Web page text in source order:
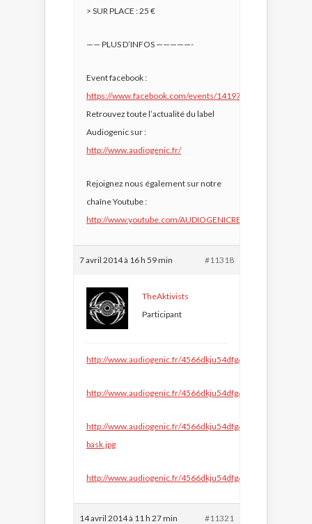
> SUR PLACE : 25 €
—— PLUS D’INFOS —————-
Event facebook :
https://www.facebook.com/events/1419767204935904/
Retrouvez toute l’actualité du label
Audiogenic sur :
http://www.audiogenic.fr/
Rejoignez nous également sur notre
chaîne Youtube :
http://www.youtube.com/AUDIOGENICRECORDS
7 avril 2014 à 16 h 59 min #11318
TheAktivists
Participant
http://www.audiogenic.fr/4566dkju54dfg/billx500.jpg
http://www.audiogenic.fr/4566dkju54dfg/GUIGOO500.jpg
http://www.audiogenic.fr/4566dkju54dfg/le-
bask.jpg
http://www.audiogenic.fr/4566dkju54dfg/maissouille.jpg
14 avril 2014 à 11 h 27 min #11321